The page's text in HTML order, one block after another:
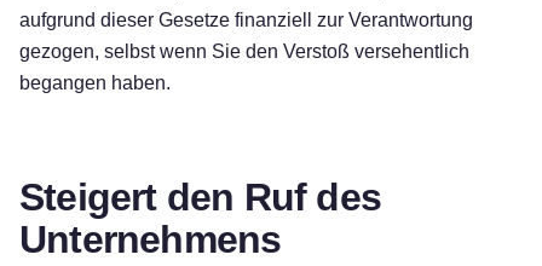
aufgrund dieser Gesetze finanziell zur Verantwortung
gezogen, selbst wenn Sie den Verstoß versehentlich
begangen haben.
Steigert den Ruf des
Unternehmens